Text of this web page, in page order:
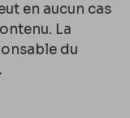
en aucun cas
La
du